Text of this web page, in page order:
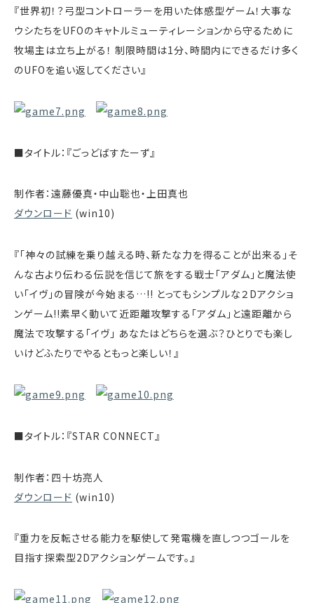
『世界初！？弓型コントローラーを用いた体感型ゲーム！大事な
ウシたちをUFOのキャトルミューティレーションから守るために
牧場主は立ち上がる！ 制限時間は1分、時間内にできるだけ多く
のUFOを追い返してください』
■タイトル：『ごっどばすたーず』
制作者：遠藤優真・中山聡也・上田真也
ダウンロード (win10)
『「神々の試練を乗り越える時、新たな力を得ることが出来る」そ
んな古より伝わる伝説を信じて旅をする戦士「アダム」と魔法使
い「イヴ」の冒険が今始まる…!! とってもシンプルな２Dアクショ
ンゲーム!!素早く動いて近距離攻撃する「アダム」と遠距離から
魔法で攻撃する「イヴ」 あなたはどちらを選ぶ？ひとりでも楽し
いけどふたりでやるともっと楽しい！』
■タイトル：『STAR CONNECT』
制作者：四十坊亮人
ダウンロード (win10)
『重力を反転させる能力を駆使して発電機を直しつつゴールを
目指す探索型2Dアクションゲームです。』